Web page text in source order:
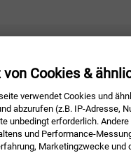
von Cookies &
verwendet Cookies und
abzurufen (z.B. IP-Adresse,
unbedingt erforderlich.
und Performance-
Marketingzwecke und